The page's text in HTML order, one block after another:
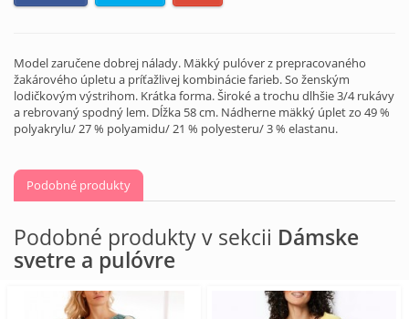
Model zaručene dobrej nálady. Mäkký pulóver z prepracovaného
žakárového úpletu a príťažlivej kombinácie farieb. So ženským
lodičkovým výstrihom. Krátka forma. Široké a trochu dlhšie 3/4 rukávy
a rebrovaný spodný lem. Dĺžka 58 cm. Nádherne mäkký úplet zo 49 %
polyakrylu/ 27 % polyamidu/ 21 % polyesteru/ 3 % elastanu.
Podobné produkty
Podobné produkty v sekcii Dámske
svetre a pulóvre